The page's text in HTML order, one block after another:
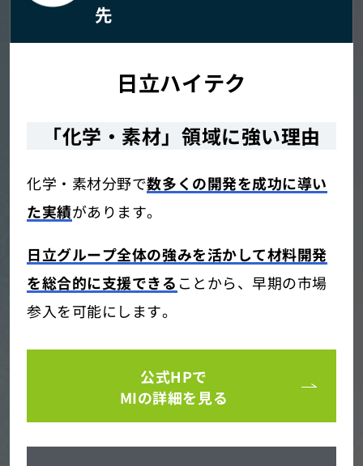
先
日立ハイテク
「化学・素材」領域に強い理由
化学・素材分野で数多くの開発を成功に導い
た実績があります。
日立グループ全体の強みを活かして材料開発
を総合的に支援できる ことから、早期の市場
参入を可能にします。
公式HPで
MIの詳細を見る